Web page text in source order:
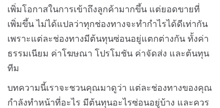
เพิ่มโอกาสในการเข้าถึงลูกค้ามากขึ้น แต่ยอดขายที่
เพิ่มขึ้น ไม่ได้แปลว่าทุกช่องทางจะทำกำไรได้ดีเท่ากัน
เพราะแต่ละช่องทางมีต้นทุนซ่อนอยู่แตกต่างกัน ทั้งค่า
ธรรมเนียม ค่าโฆษณา โปรโมชัน ค่าจัดส่ง และต้นทุน
ทีม
บทความนี้เราจะชวนคุณมาดูว่า แต่ละช่องทางของคุณ
กำลังทำหน้าที่อะไร มีต้นทุนอะไรซ่อนอยู่บ้าง และควร